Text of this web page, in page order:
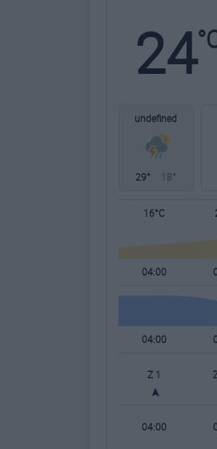
24
undefined
29° 18°
16°C
04:00
04:00
Z 1
04:00